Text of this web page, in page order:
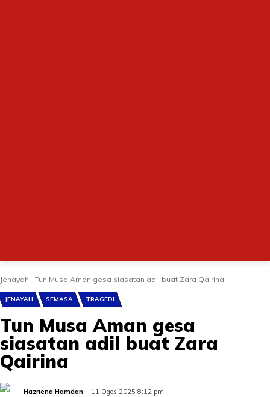
Jenayah Tun Musa Aman gesa siasatan adil buat Zara Qairina
JENAYAH SEMASA TRAGEDI
Tun Musa Aman gesa
siasatan adil buat Zara
Qairina
Hazriena Hamdan 11 Ogos 2025 8:12 pm